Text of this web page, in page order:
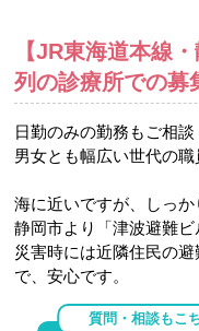
【JR東海道本線
列の診療所での募
日勤のみの勤務もご相談
男女とも幅広い世代の職
海に近いですが、しっ
静岡市より「津波避難ビ
災害時には近隣住民の
で、安心です。
質問・相談もこ